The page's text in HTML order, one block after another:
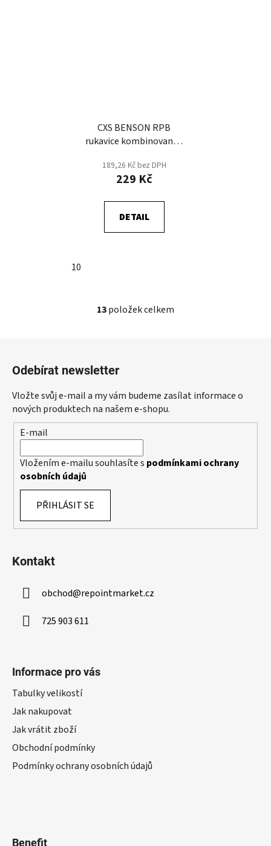
CXS BENSON RPB
rukavice kombinované -
189,26 Kč bez DPH
229 Kč
DETAIL
10
O
c
í
p
k
i
13položek celkem
Odebírat newsletter
Vložte svůj e-mail a my vám budeme zasílat informace o
nových produktech na našem e-shopu.
E-mail
Vložením e-mailu souhlasíte s podmínkami ochrany
osobních údajů
PŘIHLÁSIT SE
Kontakt
obchod@repointmarket.cz
725 903 611
Informace pro vás
Tabulky velikostí
Jak nakupovat
Jak vrátit zboží
Obchodní podmínky
Podmínky ochrany osobních údajů
Benefit